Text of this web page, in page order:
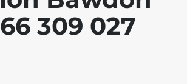
309 027